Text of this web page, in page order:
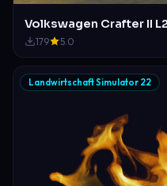
Volkswagen Crafter II
179 5.0
Landwirtschaft Simulator 22